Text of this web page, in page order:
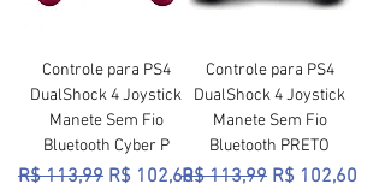
Controle para PS4
DualShock 4 Joystick
Manete Sem Fio
Bluetooth Cyber P
Preço normal
R$ 113,99 Preço promocional
R$ 102,60
Controle para PS4
DualShock 4 Joystick
Manete Sem Fio
Bluetooth PRETO
Preço normal
R$ 113,99 Preço
R$ 102,60